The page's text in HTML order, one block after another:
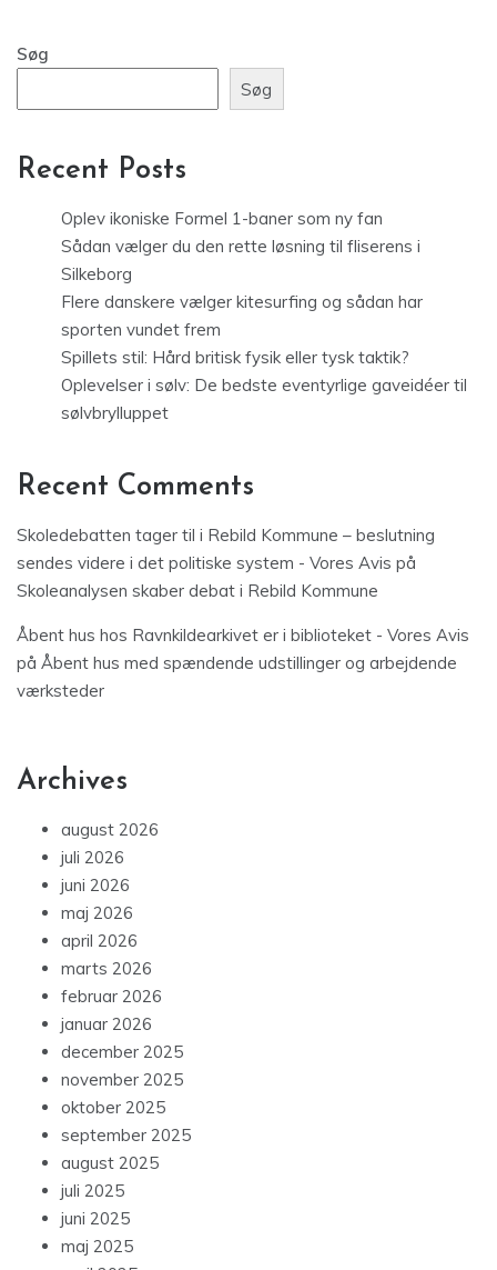
Søg
Søg
Recent Posts
Oplev ikoniske Formel 1-baner som ny fan
Sådan vælger du den rette løsning til fliserens i
Silkeborg
Flere danskere vælger kitesurfing og sådan har
sporten vundet frem
Spillets stil: Hård britisk fysik eller tysk taktik?
Oplevelser i sølv: De bedste eventyrlige gaveidéer til
sølvbrylluppet
Recent Comments
Skoledebatten tager til i Rebild Kommune – beslutning
sendes videre i det politiske system - Vores Avis på
Skoleanalysen skaber debat i Rebild Kommune
Åbent hus hos Ravnkildearkivet er i biblioteket - Vores Avis
på Åbent hus med spændende udstillinger og arbejdende
værksteder
Archives
august 2026
juli 2026
juni 2026
maj 2026
april 2026
marts 2026
februar 2026
januar 2026
december 2025
november 2025
oktober 2025
september 2025
august 2025
juli 2025
juni 2025
maj 2025